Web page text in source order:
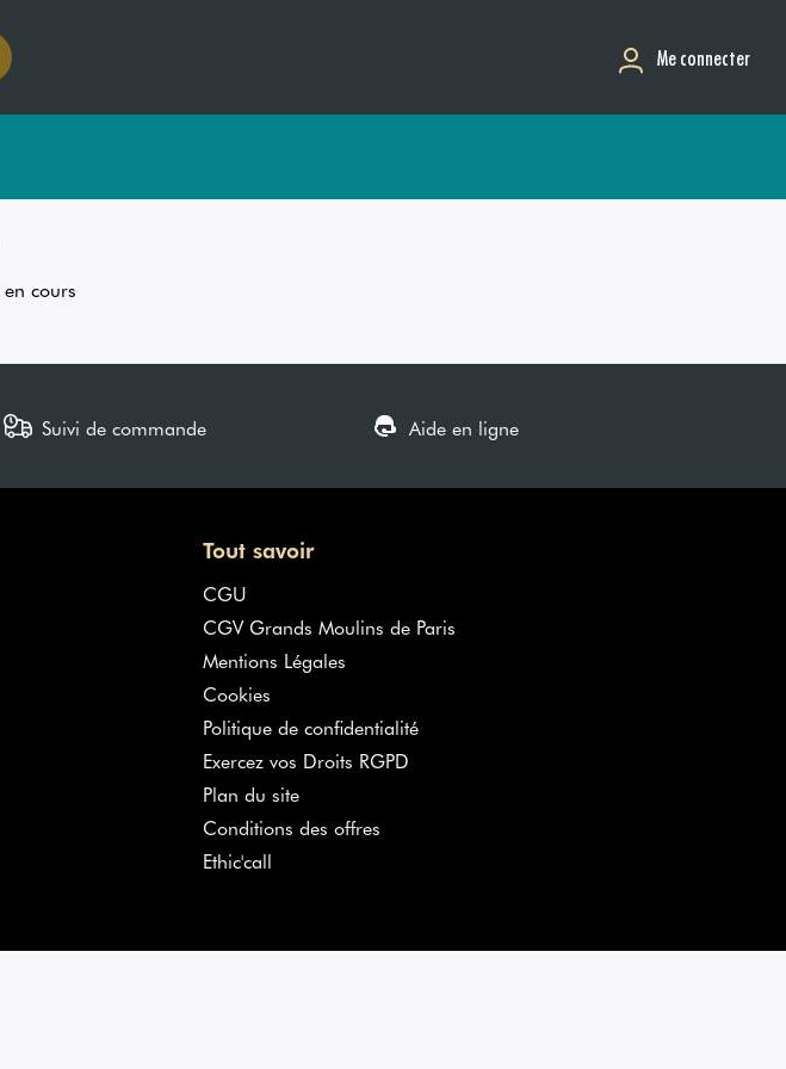
Me connecter
cours
Suivi de commande Aide en ligne
Tout savoir
CGU
CGV Grands Moulins de Paris
Mentions Légales
Cookies
Politique de confidentialité
Exercez vos Droits RGPD
Plan du site
Conditions des offres
Ethic'call